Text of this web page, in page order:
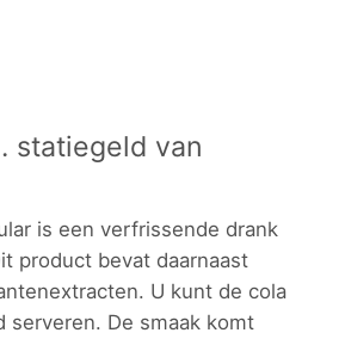
statiegeld van
is een verfrissende drank
product bevat daarnaast
U kunt de cola
serveren. De smaak komt